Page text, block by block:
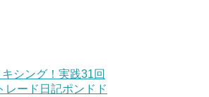
シング！実践31回
レード日記ポンドド